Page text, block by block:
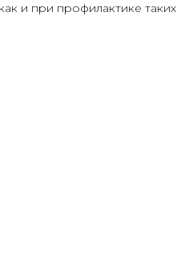
и при профилактике таких